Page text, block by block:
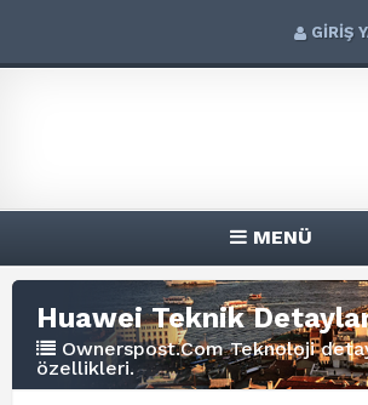
GİRİŞ
MENÜ
Huawei Teknik
Ownerspost.Com Teknoloji
özellikleri.